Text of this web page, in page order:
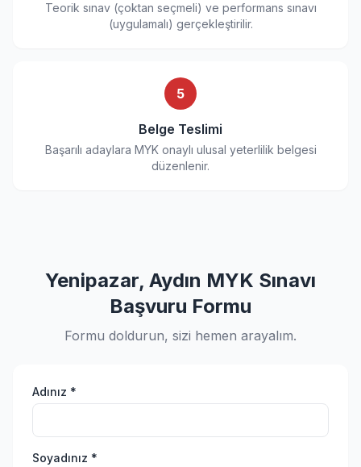
Teorik sınav (çoktan seçmeli) ve performans sınavı
(uygulamalı) gerçekleştirilir.
5
Belge Teslimi
Başarılı adaylara MYK onaylı ulusal yeterlilik belgesi
düzenlenir.
Yenipazar, Aydın MYK Sınavı
Başvuru Formu
Formu doldurun, sizi hemen arayalım.
Adınız *
Soyadınız *